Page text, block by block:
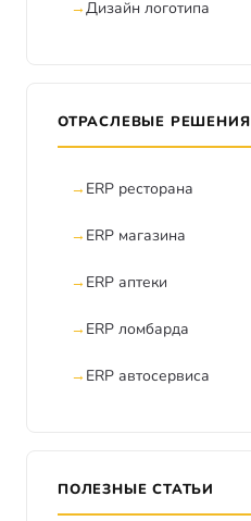
Дизайн логотипа
ОТРАСЛЕВЫЕ РЕШЕНИЯ
ERP ресторана
ERP магазина
ERP аптеки
ERP ломбарда
ERP автосервиса
ПОЛЕЗНЫЕ СТАТЬИ